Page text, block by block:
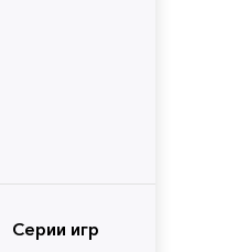
Серии игр